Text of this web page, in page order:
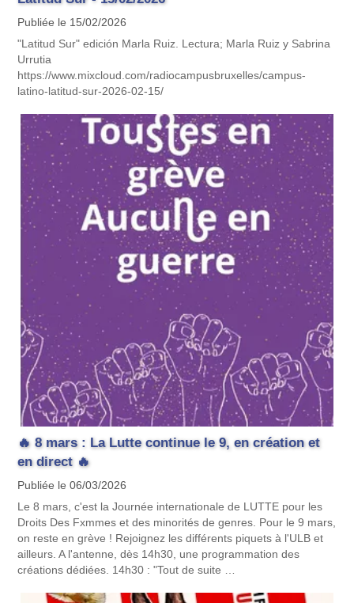
Publiée le 15/02/2026
"Latitud Sur" edición Marla Ruiz. Lectura; Marla Ruiz y Sabrina
Urrutia
https://www.mixcloud.com/radiocampusbruxelles/campus-
latino-latitud-sur-2026-02-15/
🔥 8 mars : La Lutte continue le 9, en création et
en direct 🔥
Publiée le 06/03/2026
Le 8 mars, c'est la Journée internationale de LUTTE pour les
Droits Des Fxmmes et des minorités de genres. Pour le 9 mars,
on reste en grève ! Rejoignez les différents piquets à l'ULB et
ailleurs. A l'antenne, dès 14h30, une programmation des
créations dédiées. 14h30 : "Tout de suite …